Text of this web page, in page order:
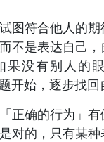
图符合他人的
不是表达自己，
果没有别人的
开始，逐步找回
正确的行为」
对的，只有某种